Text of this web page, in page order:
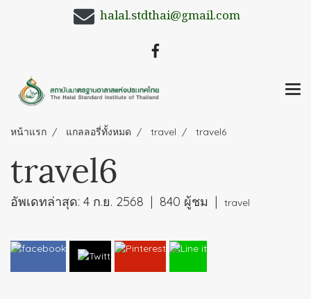
halal.stdthai@gmail.com
หน้าแรก แกลลอรี่ทั้งหมด travel travel6
travel6
อัพเดทล่าสุด: 4 ก.ย. 2568 | 840 ผู้ชม | travel